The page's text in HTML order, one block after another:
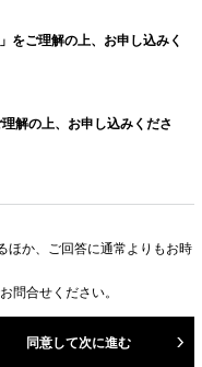
をご理解の上、お申し込みく
解の上、お申し込みくださ
か、ご回答に通常よりもお時
問合せください。
同意して次に進む